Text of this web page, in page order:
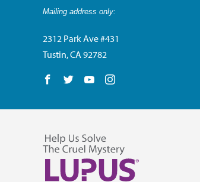
Mailing address only:
2312 Park Ave #431
Tustin, CA 92782
Follow us on Facebook
Follow us on Twitter
Follow us on YouTube